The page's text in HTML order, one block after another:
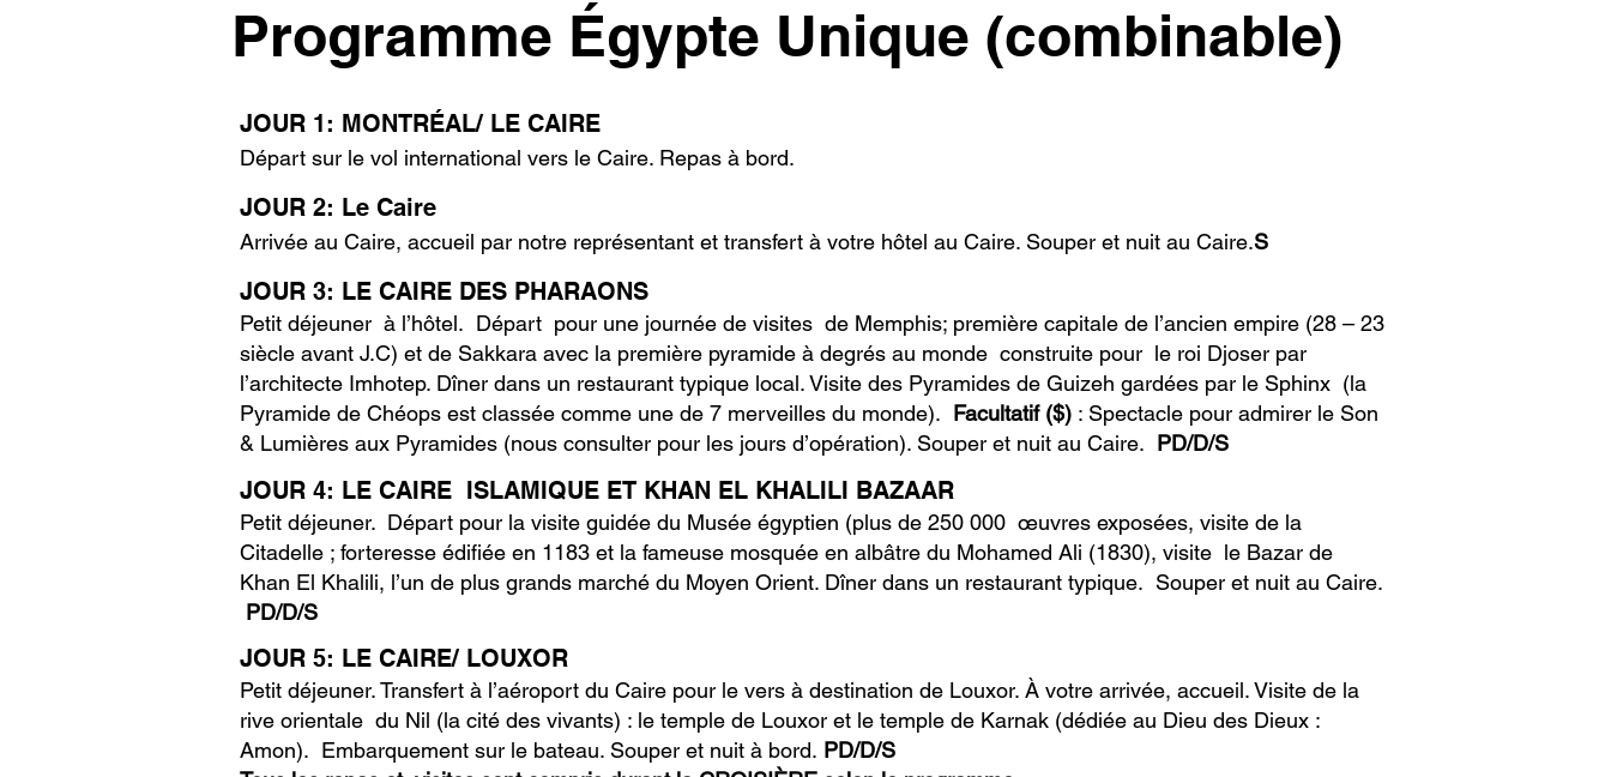
Programme Égypte Unique (combinable)
JOUR 1: MONTRÉAL/ LE CAIRE
Départ sur le vol international vers le Caire. Repas à bord.
JOUR 2: Le Caire
Arrivée au Caire, accueil par notre représentant et transfert à votre hôtel au Caire. Souper et nuit au Caire.S
JOUR 3: LE CAIRE DES PHARAONS
Petit déjeuner à l’hôtel. Départ pour une journée de visites de Memphis; première capitale de l’ancien empire (28 – 23
siècle avant J.C) et de Sakkara avec la première pyramide à degrés au monde construite pour le roi Djoser par
l’architecte Imhotep. Dîner dans un restaurant typique local. Visite des Pyramides de Guizeh gardées par le Sphinx (la
Pyramide de Chéops est classée comme une de 7 merveilles du monde). Facultatif ($) : Spectacle pour admirer le Son
& Lumières aux Pyramides (nous consulter pour les jours d’opération). Souper et nuit au Caire. PD/D/S
JOUR 4: LE CAIRE ISLAMIQUE ET KHAN EL KHALILI BAZAAR
Petit déjeuner. Départ pour la visite guidée du Musée égyptien (plus de 250 000 œuvres exposées, visite de la
Citadelle ; forteresse édifiée en 1183 et la fameuse mosquée en albâtre du Mohamed Ali (1830), visite le Bazar de
Khan El Khalili, l’un de plus grands marché du Moyen Orient. Dîner dans un restaurant typique. Souper et nuit au Caire.
PD/D/S
JOUR 5: LE CAIRE/ LOUXOR
Petit déjeuner. Transfert à l’aéroport du Caire pour le vers à destination de Louxor. À votre arrivée, accueil. Visite de la
rive orientale du Nil (la cité des vivants) : le temple de Louxor et le temple de Karnak (dédiée au Dieu des Dieux :
Amon). Embarquement sur le bateau. Souper et nuit à bord. PD/D/S